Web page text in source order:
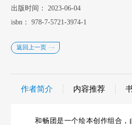
出版时间：
2023-06-04
isbn：
978-7-5721-3974-1
返回上一页
作者简介 内容推荐
和畅团是一个绘本创作组合